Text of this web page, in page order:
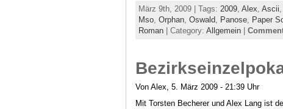
März 9th, 2009 | Tags: 2009, Alex Ascii
Mso, Orphan, Oswald, Panose, Paper
Roman| Category: Allgemein|
Von Alex, 5. März 2009 - 21:39 Uhr
Mit Torsten Becherer und Alex Lang ist